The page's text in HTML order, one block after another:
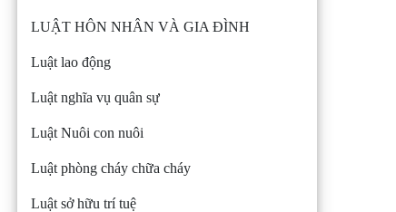
LUẬT HÔN NHÂN VÀ GIA ĐÌNH
Luật lao động
Luật nghĩa vụ quân sự
Luật Nuôi con nuôi
Luật phòng cháy chữa cháy
Luật sở hữu trí tuệ